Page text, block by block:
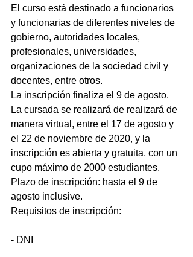
El curso está destinado a funcionarios
y funcionarias de diferentes niveles de
gobierno, autoridades locales,
profesionales, universidades,
organizaciones de la sociedad civil y
docentes, entre otros.
La inscripción finaliza el 9 de agosto.
La cursada se realizará de realizará de
manera virtual, entre el 17 de agosto y
el 22 de noviembre de 2020, y la
inscripción es abierta y gratuita, con un
cupo máximo de 2000 estudiantes.
Plazo de inscripción: hasta el 9 de
agosto inclusive.
Requisitos de inscripción:
- DNI